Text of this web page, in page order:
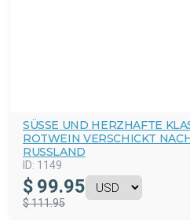
SÜSSE UND HERZHAFTE
OTWEIN VERSCHICKT NACH
USSLAND
ID: 1149
$ 99.95
$ 111.95